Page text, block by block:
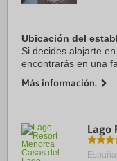
Ubicación del
Si decides alojarte
encontrarás en una
nacional de Doñana y
Más información.
Lago
España.